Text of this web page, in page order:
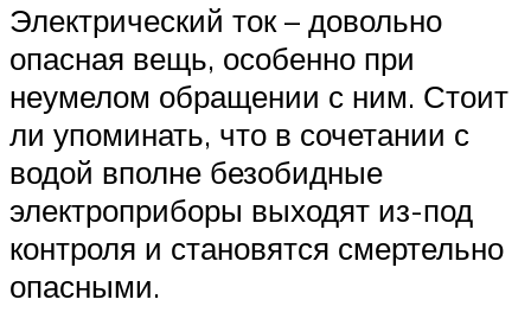
Электрический ток – довольно
опасная вещь, особенно при
неумелом обращении с ним. Стоит
ли упоминать, что в сочетании с
водой вполне безобидные
электроприборы выходят из-под
контроля и становятся смертельно
опасными.